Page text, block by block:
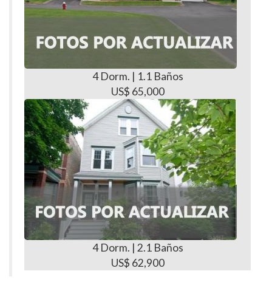
4 Dorm. | 1.1 Baños
US$ 65,000
4 Dorm. | 2.1 Baños
US$ 62,900